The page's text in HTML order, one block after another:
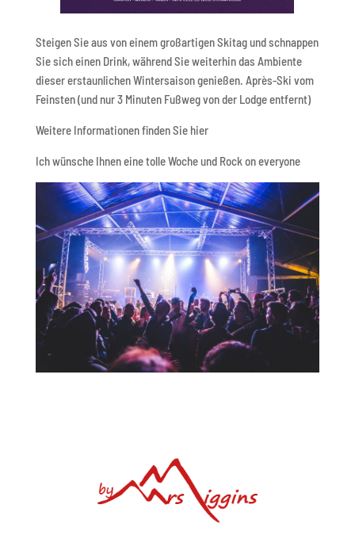
Steigen Sie aus von einem großartigen Skitag und schnappen
Sie sich einen Drink, während Sie weiterhin das Ambiente
dieser erstaunlichen Wintersaison genießen. Après-Ski vom
Feinsten (und nur 3 Minuten Fußweg von der Lodge entfernt)
Weitere Informationen finden Sie hier
Ich wünsche Ihnen eine tolle Woche und Rock on everyone